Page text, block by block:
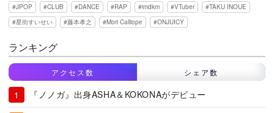
JPOP CLUB DANCE RAP imdkm VTuber
TAKU INOUE
星街すいせい
藤本孝之 Mori Calliope ONJUICY
ランキング
アクセス数 シェア数
『ノノガ』出身ASHA＆KOKONAがデビュー